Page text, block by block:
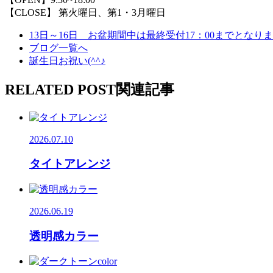
【CLOSE】 第火曜日、第1・3月曜日
13日～16日 お盆期間中は最終受付17：00までとなり
ブログ一覧へ
誕生日お祝い(^^♪
RELATED POST関連記事
2026.07.10
タイトアレンジ
2026.06.19
透明感カラー